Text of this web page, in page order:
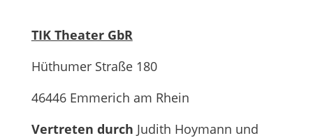
TIK Theater GbR
Hüthumer Straße 180
46446 Emmerich am Rhein
Vertreten durch Judith Hoymann und